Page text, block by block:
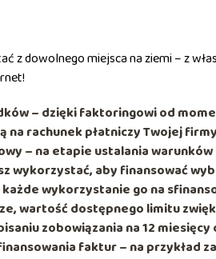
z dowolnego miejsca na ziemi – z
– dzięki faktoringowi od
rachunek płatniczy Twojej
– na etapie ustalania
wykorzystać, aby finansować
każde wykorzystanie go na
wartość dostępnego limitu
zobowiązania na 12
faktur – na przykład